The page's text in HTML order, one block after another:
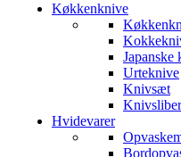
Køkkenknive
Japanske
Urteknive
Knivsæt
Knivsliber
Hvidevarer